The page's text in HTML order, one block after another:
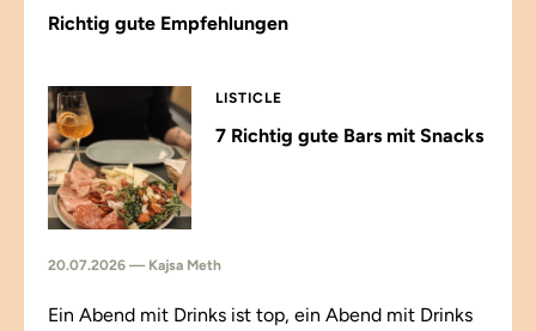
Richtig gute Empfehlungen
LISTICLE
7 Richtig gute Bars mit Snacks
20.07.2026 — Kajsa Meth
Ein Abend mit Drinks ist top, ein Abend mit Drinks